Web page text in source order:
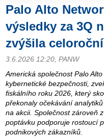
Palo Alto
výsledky za 3Q
zvýšila
3.6.2026 12:20, PANW
Americká společnost Palo
kybernetické bezpečnosti,
fiskálního roku 2026, který
překonaly očekávání
na akcii. Společnost zároveň
poptávku podporuje rostoucí
podnikových zákazníků.